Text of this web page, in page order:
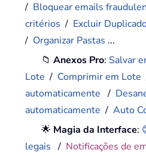
/ Bloquear emails
critérios / Excluir
/ Organizar Pastas ...
📁Anexos Pro: Salvar
Lote / Comprimir em Lote
automaticamente /
automaticamente /Auto
🌟 Magia da Interface:
legais / Notificações de